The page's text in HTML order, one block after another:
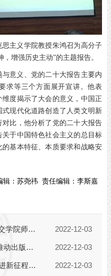
思主义学院教授朱鸿召为高分子
增强历史主动”的主题报告。
意义、党的二十大报告主要内
求等三个方面展开宣讲。他表
度揭示了大会的意义，中国正
现代化道路创造了人类文明新
比，他分析了党的二十大报告
于中国特色社会主义的总目标
基本特征、本质要求和战略安
： 苏尧祎 责任编辑： 李斯嘉